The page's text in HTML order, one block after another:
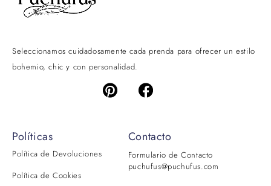
Seleccionamos cuidadosamente cada prenda para ofrecer un estilo
bohemio, chic y con personalidad.
Políticas
Política de Devoluciones
Política de Cookies
Contacto
Formulario de Contacto
puchufus@puchufus.com